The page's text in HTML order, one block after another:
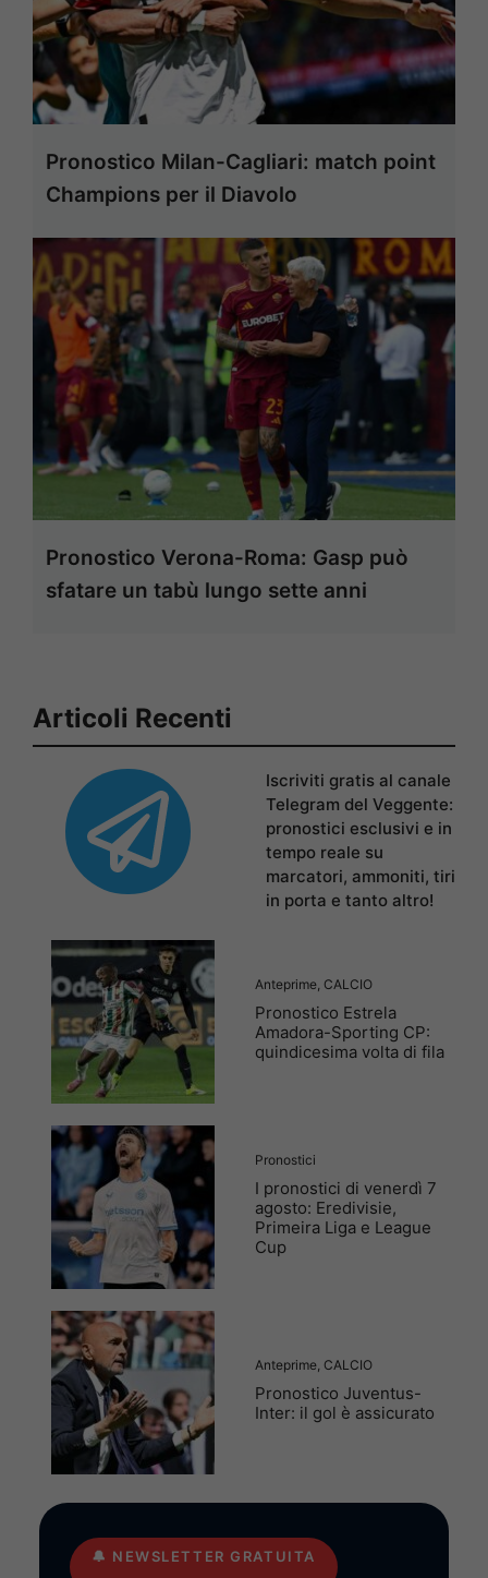
Pronostico Milan-Cagliari: match point
Champions per il Diavolo
Pronostico Verona-Roma: Gasp può
sfatare un tabù lungo sette anni
Articoli Recenti
Iscriviti gratis al canale
Telegram del Veggente:
pronostici esclusivi e in
tempo reale su
marcatori, ammoniti, tiri
in porta e tanto altro!
Anteprime, CALCIO
Pronostico Estrela
Amadora-Sporting CP:
quindicesima volta di fila
Pronostici
I pronostici di venerdì 7
agosto: Eredivisie,
Primeira Liga e League
Cup
Anteprime, CALCIO
Pronostico Juventus-
Inter: il gol è assicurato
🔔 NEWSLETTER GRATUITA